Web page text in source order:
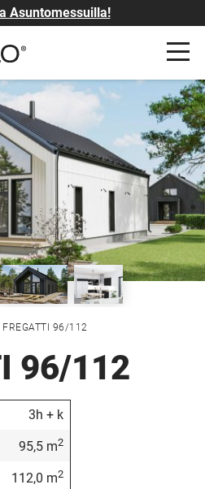
Asuntomessuilla!
FREGATTI 96/112
96/112
3h + k
95,5 m2
112,0 m2